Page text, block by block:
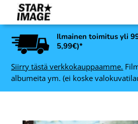
Ilmainen toimitus yli
5,99€)*
Siirry tästä verkkokauppaamme.
albumeita ym. (ei koske